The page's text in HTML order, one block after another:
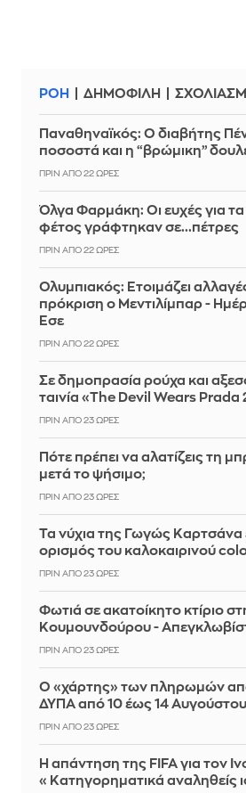
ΡΟΗ ΔΗΜΟΦΙΛΗ
Παναθηναϊκός: Ο διαβήτης
ποσοστά και η “βρώμικη”
ΠΡΙΝ ΑΠΌ 22 ΏΡΕΣ
Όλγα Φαρμάκη: Οι ευχές για τα
φέτος γράφτηκαν σε...πέτρες
ΠΡΙΝ ΑΠΌ 22 ΏΡΕΣ
Ολυμπιακός: Ετοιμάζει
πρόκριση ο Μεντιλίμπαρ -
Έσε
ΠΡΙΝ ΑΠΌ 22 ΏΡΕΣ
Σε δημοπρασία ρούχα και
ταινία «The Devil Wears Prada
ΠΡΙΝ ΑΠΌ 23 ΏΡΕΣ
Πότε πρέπει να αλατίζεις τη
μετά το ψήσιμο;
ΠΡΙΝ ΑΠΌ 23 ΏΡΕΣ
Τα νύχια της Γωγώς Καρτσάνα
ορισμός του καλοκαιρινού
ΠΡΙΝ ΑΠΌ 23 ΏΡΕΣ
Φωτιά σε ακατοίκητο κτίριο
Κουμουνδούρου -
ΠΡΙΝ ΑΠΌ 23 ΏΡΕΣ
Ο «χάρτης» των πληρωμών
ΔΥΠΑ από 10 έως 14 Αυγούστου
ΠΡΙΝ ΑΠΌ 23 ΏΡΕΣ
Η απάντηση της FIFA για τον
«Κατηγορηματικά αναληθείς